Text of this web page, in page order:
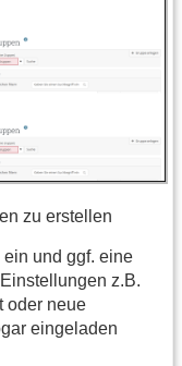
zu erstellen
und ggf. eine
z.B.
oder neue
eingeladen